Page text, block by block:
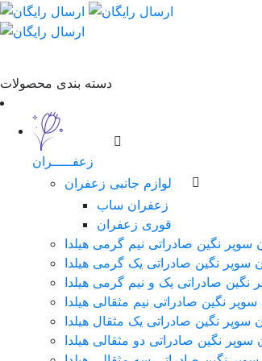
دسته بندی محصولات
زعفـــــران
لوازم جانبی زعفران
زعفران ساب
قوری زعفران
سوپر نگین صادراتی نیم گرمی هیلدا
سوپر نگین صادراتی یک گرمی هیلدا
نگین صادراتی یک و نیم گرمی هیلدا
نگین صادراتی نیم مثقالی هیلدا
سوپر نگین صادراتی یک مثقال هیلدا
سوپر نگین صادراتی دو مثقالی هیلدا